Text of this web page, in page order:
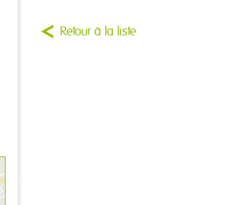
Retour à la liste